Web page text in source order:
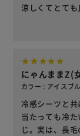
涼しくてとても
にゃんままZ(
カラー : アイスブ
冷感シーツと
当たっても冷
じ。実は、長